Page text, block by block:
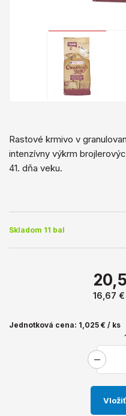
Rastové krmivo v
intenzívny výkrm
41. dňa veku.
Skladom 11 bal
16,67 €
Jednotková cena: 1,025 € / ks